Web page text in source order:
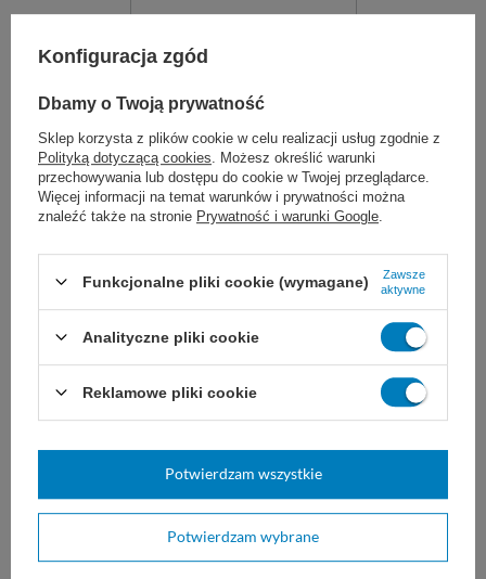
Pinceta laryngologiczna
Pęseta uszna, bagnetowa, do
zabiegów w obrębie ucha i nosa.
Wielokrotnego użytku, z wysokiej
jakości stali nierdzewnej.
Zobacz także:
Konfiguracja zgód
Dbamy o Twoją prywatność
Sklep korzysta z plików cookie w celu realizacji usług zgodnie z
Polityką dotyczącą cookies . Możesz określić warunki
przechowywania lub dostępu do cookie w Twojej przeglądarce.
Więcej informacji na temat warunków i prywatności można
znaleźć także na stronie Prywatność i warunki Google
Funkcjonalne pliki cookie (wymagane)
Zawsze
aktywne
Analityczne pliki cookie
Reklamowe pliki cookie
Potwierdzam wybrane
Potwierdzam wszystkie